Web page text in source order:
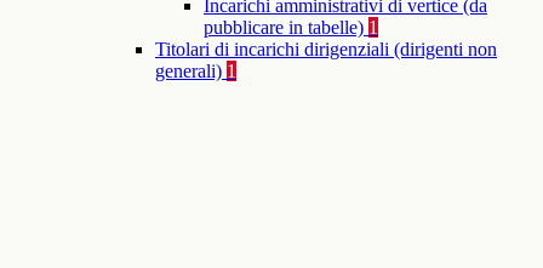
Incarichi amministrativi di vertice (da
pubblicare in tabelle) 1
Titolari di incarichi dirigenziali (dirigenti non
generali) 1